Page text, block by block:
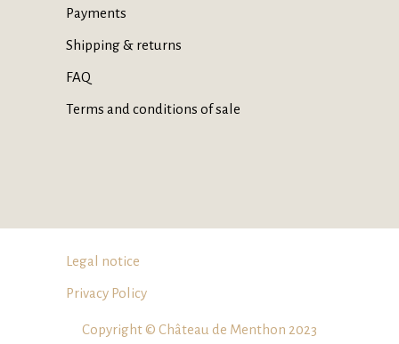
Payments
Shipping & returns
FAQ
Terms and conditions of sale
Copyright © Château de Menthon 2023
Legal notice
Privacy Policy